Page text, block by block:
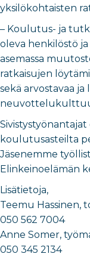
yksilökohtaisten
– Koulutus- ja
oleva henkilöstö ja
asemassa
ratkaisujen
sekä arvostavaa
koulutusasteilta
Jäsenemme
Elinkeinoelämän
Lisätietoja,
Teemu Hassinen,
050 562 7004
Anne Somer,
050 345 2134